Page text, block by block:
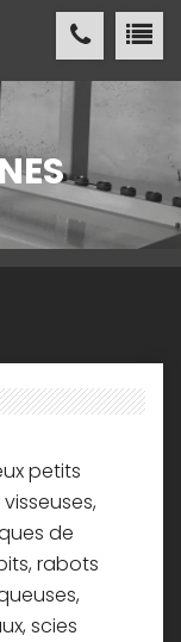
petits
de
rabots
scies